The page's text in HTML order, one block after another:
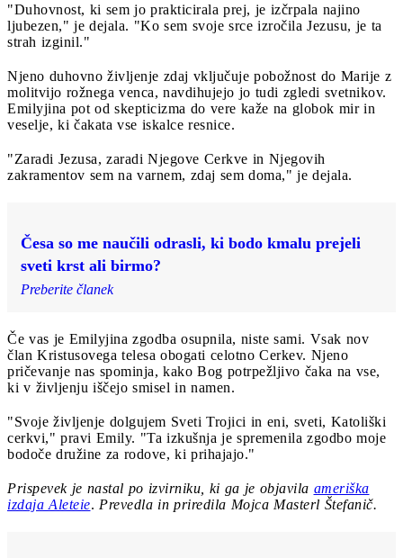
"Duhovnost, ki sem jo prakticirala prej, je izčrpala najino
ljubezen," je dejala. "Ko sem svoje srce izročila Jezusu, je ta
strah izginil."
Njeno duhovno življenje zdaj vključuje pobožnost do Marije z
molitvijo rožnega venca, navdihujejo jo tudi zgledi svetnikov.
Emilyjina pot od skepticizma do vere kaže na globok mir in
veselje, ki čakata vse iskalce resnice.
"Zaradi Jezusa, zaradi Njegove Cerkve in Njegovih
zakramentov sem na varnem, zdaj sem doma," je dejala.
Česa so me naučili odrasli, ki bodo kmalu prejeli
sveti krst ali birmo?
Preberite članek
Če vas je Emilyjina zgodba osupnila, niste sami. Vsak nov
član Kristusovega telesa obogati celotno Cerkev. Njeno
pričevanje nas spominja, kako Bog potrpežljivo čaka na vse,
ki v življenju iščejo smisel in namen.
"Svoje življenje dolgujem Sveti Trojici in eni, sveti, Katoliški
cerkvi," pravi Emily. "Ta izkušnja je spremenila zgodbo moje
bodoče družine za rodove, ki prihajajo."
Prispevek je nastal po izvirniku, ki ga je objavila ameriška
izdaja Aleteie. Prevedla in priredila Mojca Masterl Štefanič.